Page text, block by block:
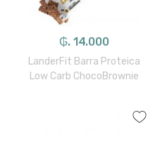
₲. 14.000
LanderFit Barra Proteica
Low Carb ChocoBrownie